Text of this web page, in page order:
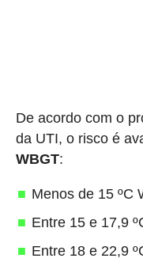
De acordo com o
da UTI, o risco é
WBGT:
Menos de 15 ºC
Entre 15 e 17,9
Entre 18 e 22,9